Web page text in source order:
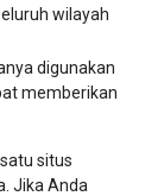
wilayah
digunakan
memberikan
situs
Jika Anda